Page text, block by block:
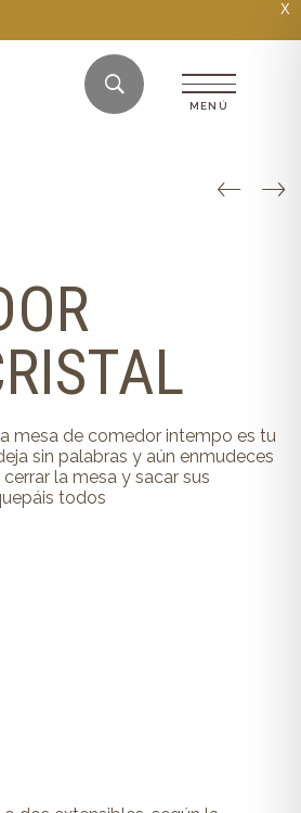
X
mesa de comedor intempo es tu
sin palabras y aún enmudeces
la mesa y sacar sus
todos